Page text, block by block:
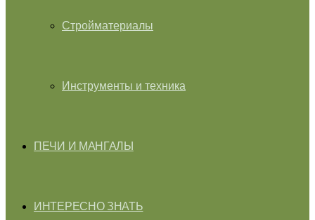
Стройматериалы
Инструменты и техника
ПЕЧИ И МАНГАЛЫ
ИНТЕРЕСНО ЗНАТЬ